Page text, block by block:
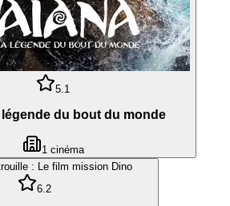
5.1
légende du bout du monde
1cinéma
6.2